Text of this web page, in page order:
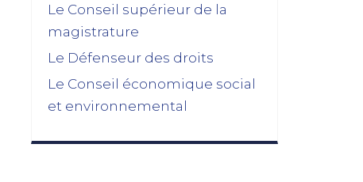
La dissolution s’éloigne
17/11/2025
Budget 2026 : « En ayant fait du
renoncement au 49.3 une condition de
leur accord de non-censure, les
socialistes se sont en réalité piégés
Le Conseil supérieur de la
magistrature
Le Défenseur des droits
Le Conseil économique social
et environnemental